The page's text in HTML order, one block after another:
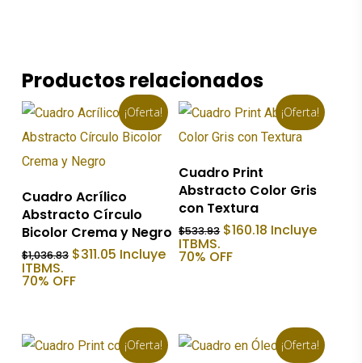
Productos relacionados
¡Oferta!
Añadir Al Carrito
Cuadro Acrílico
Abstracto Círculo
Bicolor Crema y Negro
$1,036.83 El
original
$311.05El
precio
Incluye
ITBMS.
70% OFF
¡Oferta!
Añadir Al Carrito
Cuadro Print
Abstracto Color Gris
con Textura
$533.93 El
original
$160.18 El
precio
Incluye
ITBMS.
70% OFF
¡Oferta! ¡Oferta!